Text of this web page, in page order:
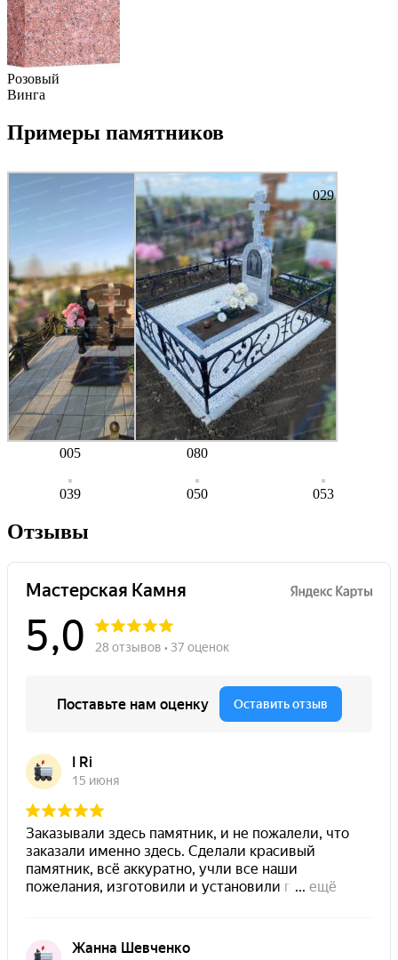
Розовый
Винга
Примеры памятников
005 080
029
039 050 053
Отзывы